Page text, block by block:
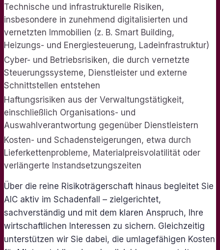
Technische und infrastrukturelle Risiken,
insbesondere in zunehmend digitalisierten und
vernetzten Immobilien (z. B. Smart Building,
Heizungs- und Energiesteuerung, Ladeinfrastruktur)
Cyber- und Betriebsrisiken, die durch vernetzte
Steuerungssysteme, Dienstleister und externe
Schnittstellen entstehen
Haftungsrisiken aus der Verwaltungstätigkeit,
einschließlich Organisations- und
Auswahlverantwortung gegenüber Dienstleistern
Kosten- und Schadensteigerungen, etwa durch
Lieferkettenprobleme, Materialpreisvolatilität oder
verlängerte Instandsetzungszeiten
Über die reine Risikoträgerschaft hinaus begleitet Sie
AIC aktiv im Schadenfall – zielgerichtet,
sachverständig und mit dem klaren Anspruch, Ihre
wirtschaftlichen Interessen zu sichern. Gleichzeitig
unterstützen wir Sie dabei, die umlagefähigen Kosten